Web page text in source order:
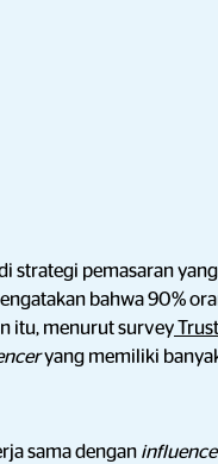
strategi pemasaran
bahwa 90%
itu, menurut survey
yang memiliki
sama dengan